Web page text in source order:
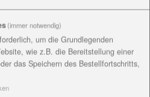
sind zuhause in
19 getestete
Arbeits-Quarantäne; das
müssen sich im
in häusliche Quarantäne
(immer notwendig)
um die Grundlegenden
wie z.B. die Bereitstellung einer
das Speichern des Bestellfortschritts,